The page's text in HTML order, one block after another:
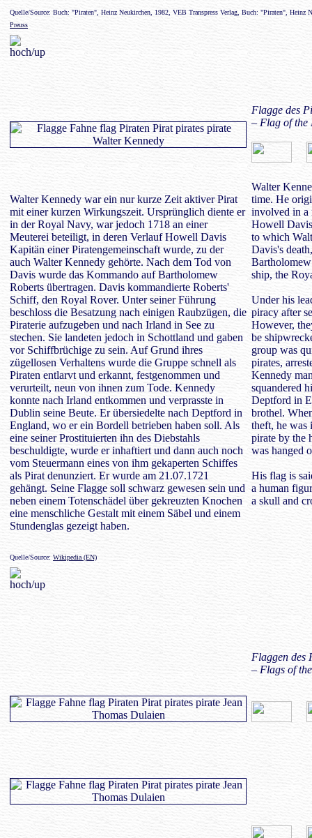
Quelle/Source: Buch: "Piraten", Heinz Neukirchen, 1982, VEB Transpress Verlag, Buch: "Piraten", Heinz
Preuss
Flagge des
– Flag of the
Walter Kennedy war ein nur kurze Zeit aktiver Pirat
mit einer kurzen Wirkungszeit. Ursprünglich diente er
in der Royal Navy, war jedoch 1718 an einer
Meuterei beteiligt, in deren Verlauf Howell Davis
Kapitän einer Piratengemeinschaft wurde, zu der
auch Walter Kennedy gehörte. Nach dem Tod von
Davis wurde das Kommando auf Bartholomew
Roberts übertragen. Davis kommandierte Roberts'
Schiff, den Royal Rover. Unter seiner Führung
beschloss die Besatzung nach einigen Raubzügen, die
Piraterie aufzugeben und nach Irland in See zu
stechen. Sie landeten jedoch in Schottland und gaben
vor Schiffbrüchige zu sein. Auf Grund ihres
zügellosen Verhaltens wurde die Gruppe schnell als
Piraten entlarvt und erkannt, festgenommen und
verurteilt, neun von ihnen zum Tode. Kennedy
konnte nach Irland entkommen und verprasste in
Dublin seine Beute. Er übersiedelte nach Deptford in
England, wo er ein Bordell betrieben haben soll. Als
eine seiner Prostituierten ihn des Diebstahls
beschuldigte, wurde er inhaftiert und dann auch noch
vom Steuermann eines von ihm gekaperten Schiffes
als Pirat denunziert. Er wurde am 21.07.1721
gehängt. Seine Flagge soll schwarz gewesen sein und
neben einem Totenschädel über gekreuzten Knochen
eine menschliche Gestalt mit einem Säbel und einem
Stundenglas gezeigt haben.
Walter
time. He
involved in a
Howell
to which
Davis's
ship, the
Under his
piracy after
However,
be
group was
pirates,
Kennedy
squandered
Deptford in
brothel.
theft, he was
pirate by the
was hanged
His flag is
a human
a skull and
Quelle/Source: Wikipedia (EN)
Flaggen des
– Flags of